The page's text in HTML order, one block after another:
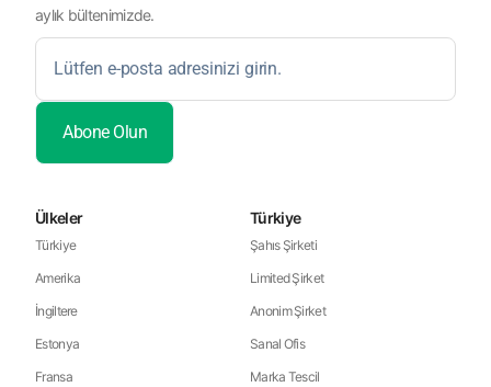
aylık bültenimizde.
Ülkeler
Türkiye
Amerika
İngiltere
Estonya
Fransa
Türkiye
Şahıs Şirketi
Limited Şirket
Anonim Şirket
Sanal Ofis
Marka Tescil